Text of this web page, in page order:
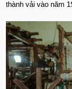
thành vải vào năm